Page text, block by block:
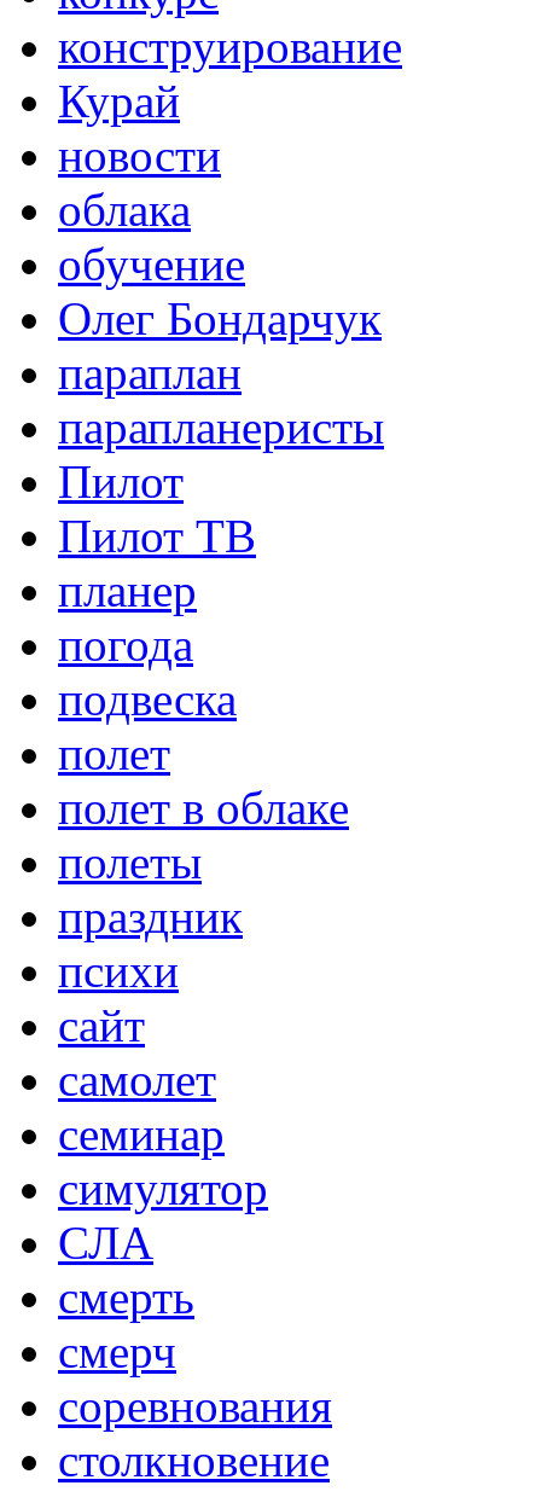
конструирование
Курай
новости
облака
обучение
Олег Бондарчук
параплан
парапланеристы
Пилот
Пилот ТВ
планер
погода
подвеска
полет
полет в облаке
полеты
праздник
психи
сайт
самолет
семинар
симулятор
СЛА
смерть
смерч
соревнования
столкновение